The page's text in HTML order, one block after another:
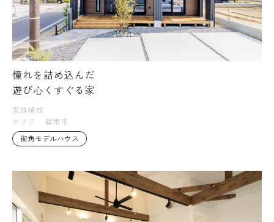
憧れを詰め込んだ
遊び心くすぐる家
家族構成
エリア
碧南市
街角モデルハウス